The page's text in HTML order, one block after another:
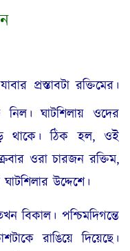
প্রস্তাবটা রক্তিমের।
নিল। ঘাটশিলায় ওদের
থাকে। ঠিক হল, ওই
ওরা চারজন রক্তিম,
উদ্দেশে।
বিকাল। পশ্চিমদিগন্তে
রাঙিয়ে দিয়েছে।